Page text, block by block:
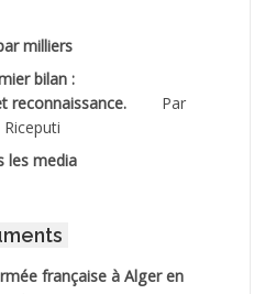
le Coiffeur
milliers
bilan :
reconnaissance.
Par
les media
française à Alger en